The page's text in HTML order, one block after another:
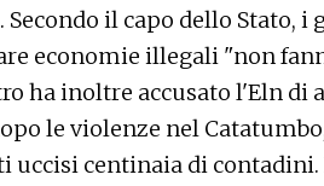
il capo dello Stato,
economie illegali "non
ha inoltre accusato l'Eln di
le violenze nel
uccisi centinaia di contadini.